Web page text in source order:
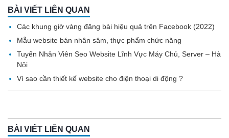
BÀI VIẾT LIÊN QUAN
Các khung giờ vàng đăng bài hiệu quả trên Facebook (2022)
Mẫu website bán nhân sâm, thực phẩm chức năng
Tuyển Nhân Viên Seo Website Lĩnh Vực Máy Chủ, Server – Hà
Nội
Vì sao cần thiết kế website cho điện thoại di động ?
BÀI VIẾT LIÊN QUAN